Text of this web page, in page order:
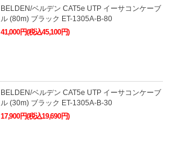
BELDEN/ベルデン CAT5e UTP イーサコンケーブ
ル (80m) ブラック ET-1305A-B-80
41,000円(税込45,100円)
BELDEN/ベルデン CAT5e UTP イーサコンケーブ
ル (30m) ブラック ET-1305A-B-30
17,900円(税込19,690円)